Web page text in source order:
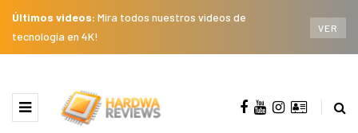
Últimos videos: Mira todos nuestros videos de
tecnología en 4K!
VER